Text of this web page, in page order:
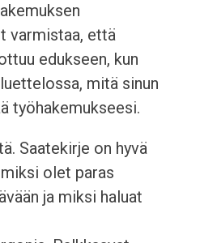
varmistaa, että
edukseen, kun
mitä sinun
työhakemukseesi.
Saatekirje on hyvä
olet paras
ja miksi haluat